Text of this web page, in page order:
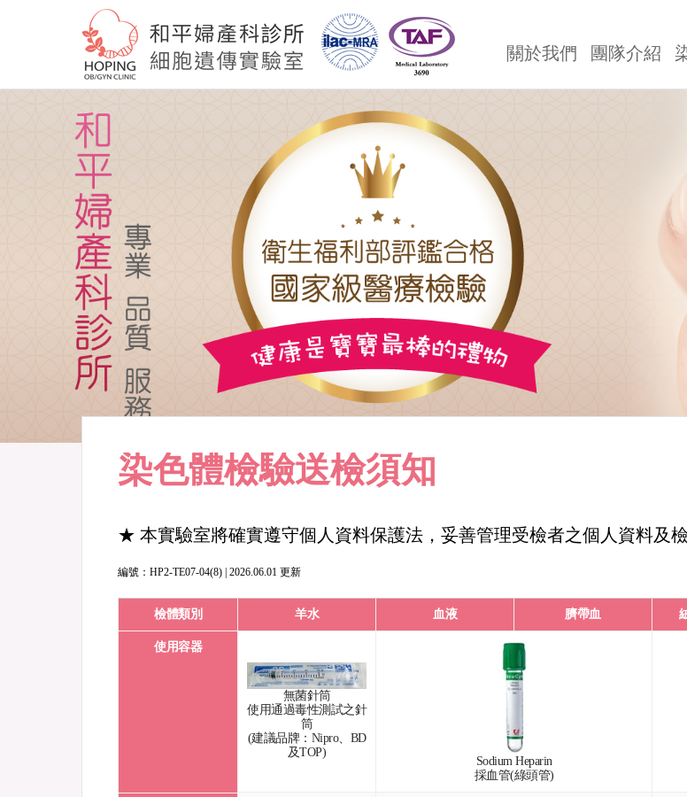
關於我們
團隊介紹
染色體檢驗送檢須知
★ 本實驗室將確實遵守個人資料保護法，妥善管理受檢者之個人資料及
編號：HP2-TE07-04(8) | 2026.06.01 更新
檢體類別
使用容器
羊水 血液 臍帶血
無菌針筒
使用通過毒性測試之針
筒
(建議品牌：Nipro、BD
及TOP)
Sodium Heparin
採血管(綠頭管)